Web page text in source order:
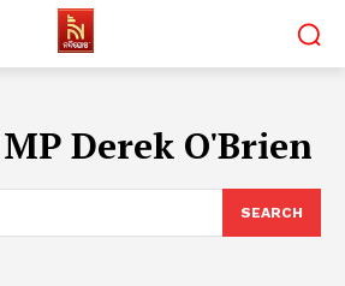
Derek O'Brien
SEARCH